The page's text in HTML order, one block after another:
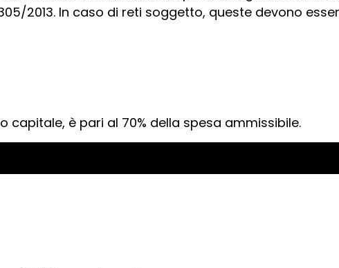
2013. In caso di reti soggetto, queste devono
capitale, è pari al 70% della spesa ammissibile.